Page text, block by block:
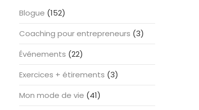
Blogue (152)
Coaching pour entrepreneurs (3)
Événements (22)
Exercices + étirements (3)
Mon mode de vie (41)